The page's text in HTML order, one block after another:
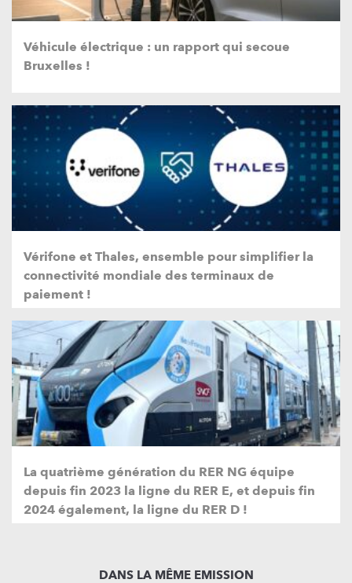
Véhicule électrique : un rapport qui secoue
Bruxelles !
Vérifone et Thales, ensemble pour simplifier la
connectivité mondiale des terminaux de
paiement !
La quatrième génération du RER NG équipe
depuis fin 2023 la ligne du RER E, et depuis fin
2024 également, la ligne du RER D !
DANS LA MÊME EMISSION